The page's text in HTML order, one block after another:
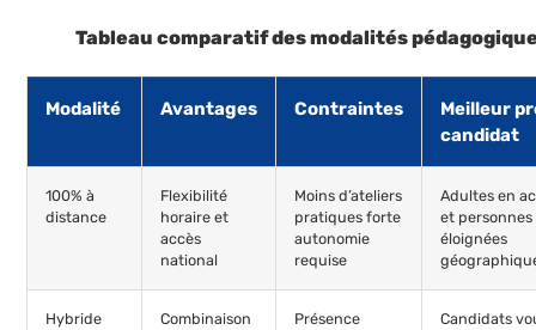
Tableau comparatif des modalités
Modalité Avantages Contraintes
Meilleur
candidat
100% à
distance
Flexibilité
horaire et
accès
national
Moins d’ateliers
pratiques forte
autonomie
requise
Adultes en
et personnes
éloignées
Hybride
Combinaison
Présence
Candidats